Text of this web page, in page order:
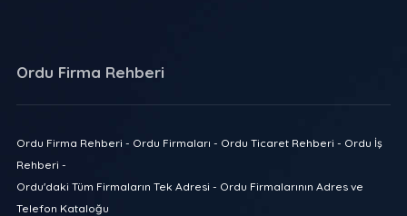
Ordu Firma Rehberi
Ordu Firma Rehberi - Ordu Firmaları - Ordu Ticaret Rehberi - Ordu İş
Rehberi -
Ordu'daki Tüm Firmaların Tek Adresi - Ordu Firmalarının Adres ve
Telefon Kataloğu